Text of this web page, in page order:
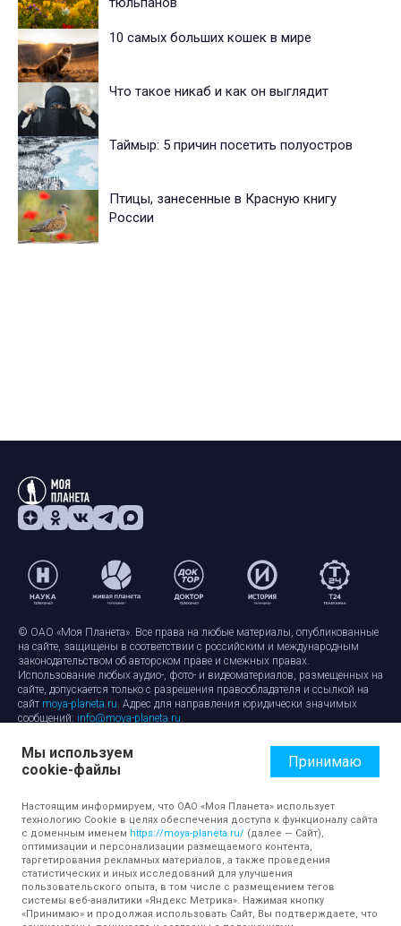
10 самых больших кошек в мире
Что такое никаб и как он выглядит
Таймыр: 5 причин посетить полуостров
Птицы, занесенные в Красную книгу
России
© ОАО «Моя Планета». Все права на любые материалы, опубликованные
на сайте, защищены в соответствии с российским и международным
законодательством об авторском праве и смежных правах.
Использование любых аудио-, фото- и видеоматериалов, размещенных на
сайте, допускается только с разрешения правообладателя и ссылкой на
сайт moya-planeta.ru. Адрес для направления юридически значимых
сообщений: info@moya-planeta.ru.
Правила сайтаРабота с cookie-файлами
Защита персональных данных
Обработка персональных данных
Мы используем
cookie-файлы
Принимаю
Настоящим информируем, что ОАО «Моя Планета» использует
технологию Cookie в целях обеспечения доступа к функционалу сайта
с доменным именем https://moya-planeta.ru/ (далее — Сайт),
оптимизации и персонализации размещаемого контента,
таргетирования рекламных материалов, а также проведения
статистических и иных исследований для улучшения
пользовательского опыта, в том числе с размещением тегов
системы веб-аналитики «Яндекс Метрика». Нажимая кнопку
«Принимаю» и продолжая использовать Сайт, Вы подтверждаете, что